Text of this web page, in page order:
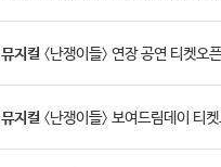
뮤지컬 〈난쟁이들〉 연장 공연 티켓오
뮤지컬 〈난쟁이들〉 보여드림데이 티